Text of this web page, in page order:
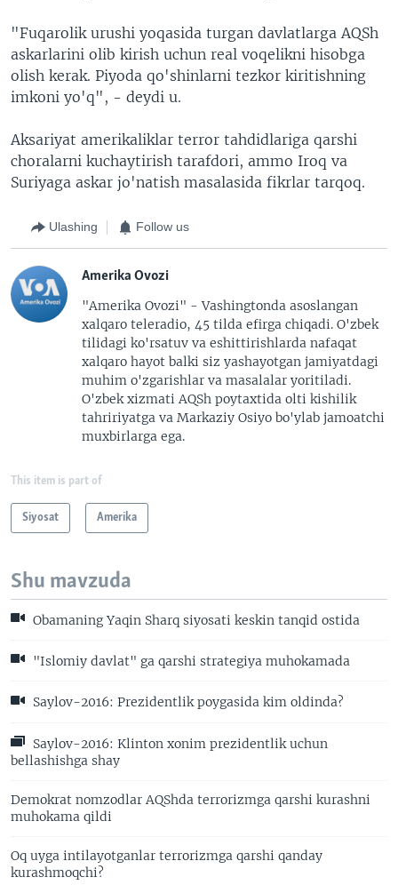
"Fuqarolik urushi yoqasida turgan davlatlarga AQSh
askarlarini olib kirish uchun real voqelikni hisobga
olish kerak. Piyoda qo'shinlarni tezkor kiritishning
imkoni yo'q", - deydi u.
Aksariyat amerikaliklar terror tahdidlariga qarshi
choralarni kuchaytirish tarafdori, ammo Iroq va
Suriyaga askar jo'natish masalasida fikrlar tarqoq.
Ulashing Follow us
Amerika Ovozi
"Amerika Ovozi" - Vashingtonda asoslangan
xalqaro teleradio, 45 tilda efirga chiqadi. O'zbek
tilidagi ko'rsatuv va eshittirishlarda nafaqat
xalqaro hayot balki siz yashayotgan jamiyatdagi
muhim o'zgarishlar va masalalar yoritiladi.
O'zbek xizmati AQSh poytaxtida olti kishilik
tahririyatga va Markaziy Osiyo bo'ylab jamoatchi
muxbirlarga ega.
This item is part of
Siyosat Amerika
Shu mavzuda
Obamaning Yaqin Sharq siyosati keskin tanqid ostida
"Islomiy davlat" ga qarshi strategiya muhokamada
Saylov-2016: Prezidentlik poygasida kim oldinda?
Saylov-2016: Klinton xonim prezidentlik uchun
bellashishga shay
Demokrat nomzodlar AQShda terrorizmga qarshi kurashni
muhokama qildi
Oq uyga intilayotganlar terrorizmga qarshi qanday
kurashmoqchi?